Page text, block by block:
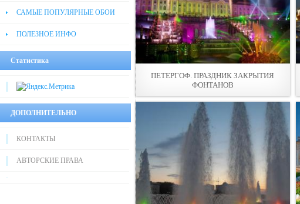
САМЫЕ ПОПУЛЯРНЫЕ ОБОИ
ПОЛЕЗНОЕ ИНФО
Статистика
ДОПОЛНИТЕЛЬНО
КОНТАКТЫ
АВТОРСКИЕ ПРАВА
ПЕТЕРГОФ. ПРАЗДНИК ЗАКРЫТИЯ
ФОНТАНОВ